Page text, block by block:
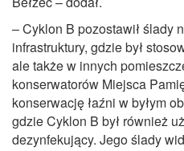
– Cyklon B pozostawił ślady
infrastruktury, gdzie był
ale także w innych
konserwatorów Miejsca
konserwację łaźni w byłym
gdzie Cyklon B był również
dezynfekujący. Jego ślady